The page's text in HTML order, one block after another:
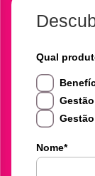
Qual
Nome*